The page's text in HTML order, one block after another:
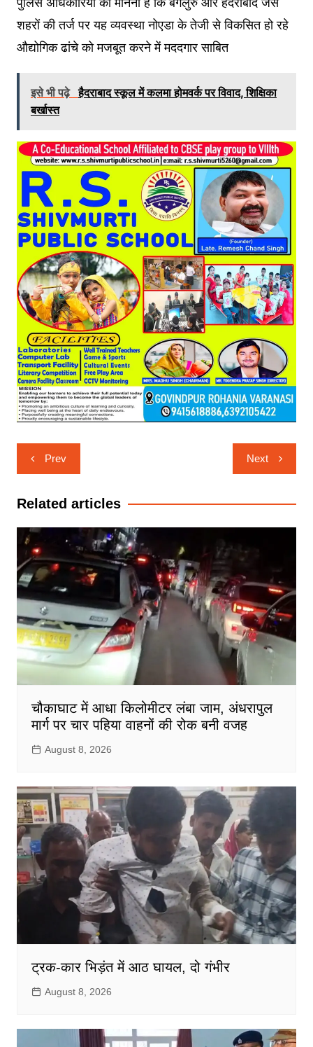
शहरों की तर्ज पर यह व्यवस्था नोएडा के तेजी से विकसित हो रहे
औद्योगिक ढांचे को मजबूत करने में मददगार साबित
इसे भी पढ़े हैदराबाद स्कूल में कलमा होमवर्क पर विवाद, शिक्षिका
बर्खास्त
Post
navigation
Prev Next
Related articles
चौकाघाट में आधा किलोमीटर लंबा जाम, अंधरापुल
मार्ग पर चार पहिया वाहनों की रोक बनी वजह
August 8, 2026
ट्रक-कार भिड़ंत में आठ घायल, दो गंभीर
August 8, 2026